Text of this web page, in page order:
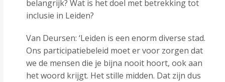
belangrijk? Wat is het doel met betrekking tot
inclusie in Leiden?
Van Deursen: ‘Leiden is een enorm diverse stad.
Ons participatiebeleid moet er voor zorgen dat
we de mensen die je bijna nooit hoort, ook aan
het woord krijgt. Het stille midden. Dat zijn dus